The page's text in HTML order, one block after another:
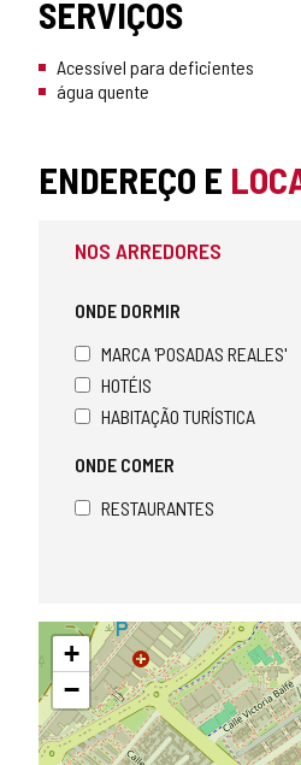
SERVIÇOS
Acessível para deficientes
água quente
ENDEREÇO E
NOS ARREDORES
ONDE DORMIR
MARCA 'POSADAS REALES'
HOTÉIS
HABITAÇÃO TURÍSTICA
ONDE COMER
RESTAURANTES
Pular
mapa
+
−